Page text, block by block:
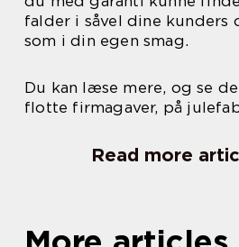
falder i såvel dine kunders
som i din egen smag.
Du kan læse mere, og se
flotte firmagaver, på
Read more